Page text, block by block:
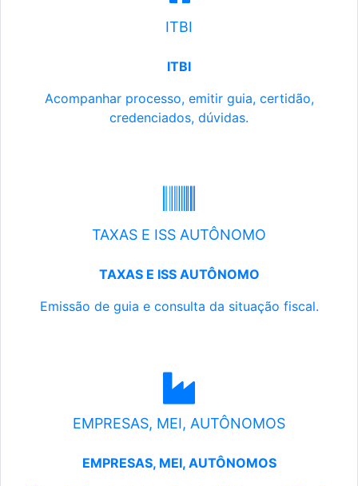
ITBI
ITBI
Acompanhar processo, emitir guia, certidão,
credenciados, dúvidas.
TAXAS E ISS AUTÔNOMO
TAXAS E ISS AUTÔNOMO
Emissão de guia e consulta da situação fiscal.
EMPRESAS, MEI, AUTÔNOMOS
EMPRESAS, MEI, AUTÔNOMOS